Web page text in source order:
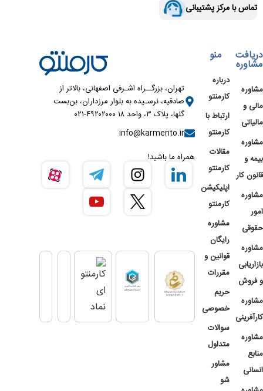
تماس با مرکز پشتیبانی
دریافت
مشاوره
مشاوره
مالی و
مالیاتی
مشاوره
بیمه و
قانون کار
مشاوره
امور
حقوقی
مشاوره
بازاریابی
و فروش
مشاوره
کارآفرینی
مشاوره
منابع
انسانی
منو
درباره
کارمنتو
ارتباط با
کارمنتو
مقالات
کارمنتو
اپلیکیشن
کارمنتو
مشاوره
رایگان
قوانین و
مقررات
حریم
خصوصی
سوالات
متداول
مشاور
شو
تهران، بزرگــراه اشـرفی اصفهانی، بالاتر از
صادقیه، نرسـیده به بلوار مرزداران، بن‌بست
گلها، پلاک ۳، واحد ۱۸ ۴۹۲۰۲۰۰۰-۰۲۱
info@karmento.ir
همراه ما باشید!